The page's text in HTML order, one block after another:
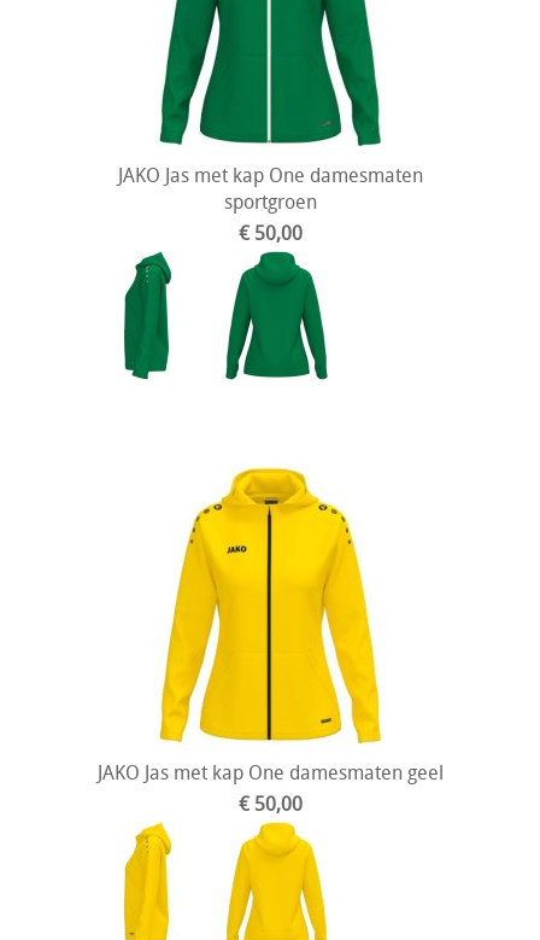
JAKO Jas met kap One damesmaten
sportgroen
€ 50,00
JAKO Jas met kap One damesmaten geel
€ 50,00